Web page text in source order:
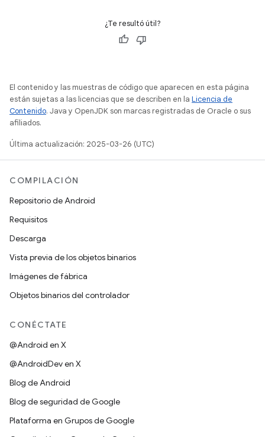
¿Te resultó útil?
El contenido y las muestras de código que aparecen en esta página
están sujetas a las licencias que se describen en la Licencia de
Contenido. Java y OpenJDK son marcas registradas de Oracle o sus
afiliados.
Última actualización: 2025-03-26 (UTC)
COMPILACIÓN
Repositorio de Android
Requisitos
Descarga
Vista previa de los objetos binarios
Imágenes de fábrica
Objetos binarios del controlador
CONÉCTATE
@Android en X
@AndroidDev en X
Blog de Android
Blog de seguridad de Google
Plataforma en Grupos de Google